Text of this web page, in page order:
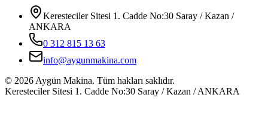
Keresteciler Sitesi 1. Cadde No:30 Saray / Kazan /
ANKARA
0 312 815 13 63
info@aygunmakina.com
© 2026Aygün Makina. Tüm hakları saklıdır.
Keresteciler Sitesi 1. Cadde No:30 Saray / Kazan / ANKARA